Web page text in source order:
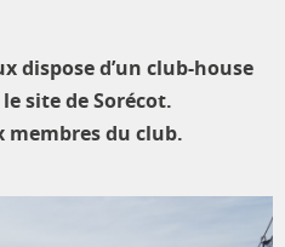
dispose d’un club-house
site de Sorécot.
membres du club.